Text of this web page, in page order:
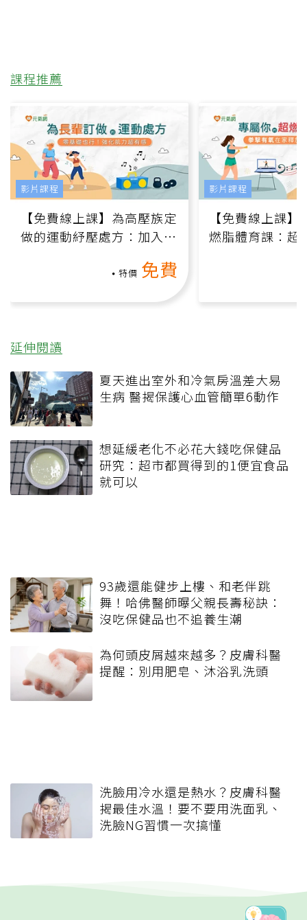
課程推薦
【免費線上課】為高壓族定
做的運動紓壓處方：加入行
特價 免費
影片課程
【免費線上課
燃脂體育課：超
影片課程
延伸閱讀
夏天進出室外和冷氣房溫差大易
生病 醫揭保護心血管簡單6動作
想延緩老化不必花大錢吃保健品
研究：超市都買得到的1便宜食品
就可以
93歲還能健步上樓、和老伴跳
舞！哈佛醫師曝父親長壽秘訣：
沒吃保健品也不追養生潮
為何頭皮屑越來越多？皮膚科醫
提醒：別用肥皂、沐浴乳洗頭
洗臉用冷水還是熱水？皮膚科醫
揭最佳水溫！要不要用洗面乳、
洗臉NG習慣一次搞懂